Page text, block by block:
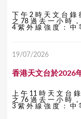
下 午 2 時 天 文 台
之 78 過 去 一 小 時
4 紫 外 線 強 度 ： 中
19/07/2026
香港天文台於2026
上 午 11 時 天 文 台
之 76 過 去 一 小 時
3 紫 外 線 強 度 ： 中